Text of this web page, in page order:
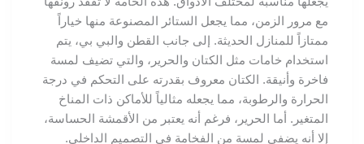
مع مرور الزمن، مما يجعل الستائر المصنوعة منها خياراً
ممتازاً للمنازل الحديثة. إلى جانب القطن والبي بي، يتم
استخدام خامات مثل الكتان والحرير، والتي تضيف لمسة
فاخرة وأنيقة. الكتان معروف بقدرته على التحكم في درجة
الحرارة والرطوبة، مما يجعله مثالياً للأماكن ذات المناخ
المتغير. أما الحرير، فرغم أنه يعتبر من الأقمشة الحساسة،
إلا أنه يضفي لمسة من الفخامة في التصميم الداخلي.